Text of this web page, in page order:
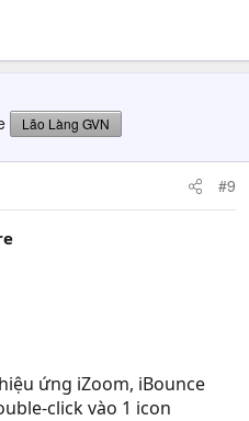
Lão Làng GVN
#9
ứng iZoom, iBounce
click vào 1 icon